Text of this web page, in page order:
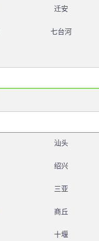
迁安
七台河
汕头
绍兴
三亚
商丘
十堰